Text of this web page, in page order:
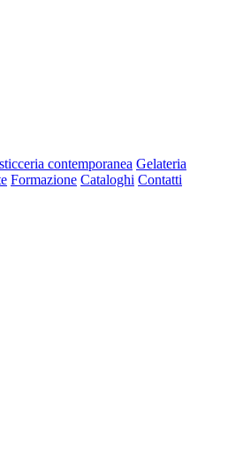
contemporanea Gelateria
Formazione Cataloghi Contatti